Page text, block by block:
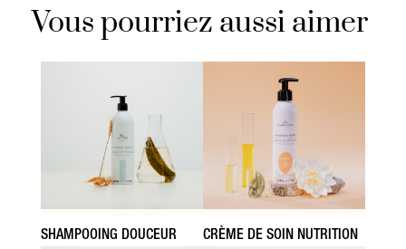
Vous pourriez aussi aimer
SHAMPOOING DOUCEUR CRÈME DE SOIN NUTRITION